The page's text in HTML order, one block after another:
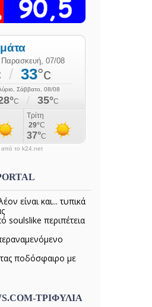
από το k24.net
είναι και... τυπικά
soulslike περιπέτεια
ποδόσφαιρο με
ΤΡΙΦΥΛΙΑ